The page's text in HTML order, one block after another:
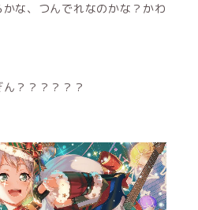
な、つんでれなのかな？かわ
？？？？？？